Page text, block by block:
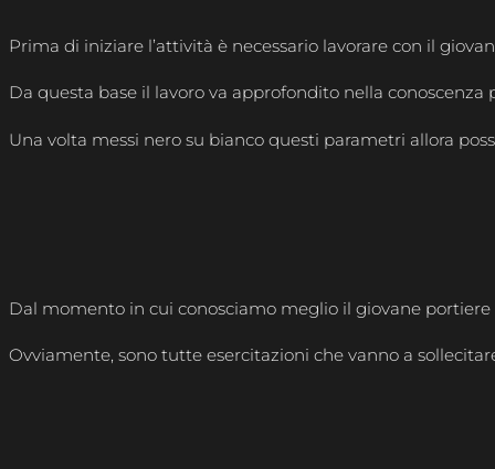
Prima di iniziare l’attività è necessario lavorare con il
Da questa base il lavoro va approfondito nella
Una volta messi nero su bianco questi parametri allora
Dal momento in cui conosciamo meglio il giovane
Ovviamente, sono tutte esercitazioni che vanno a